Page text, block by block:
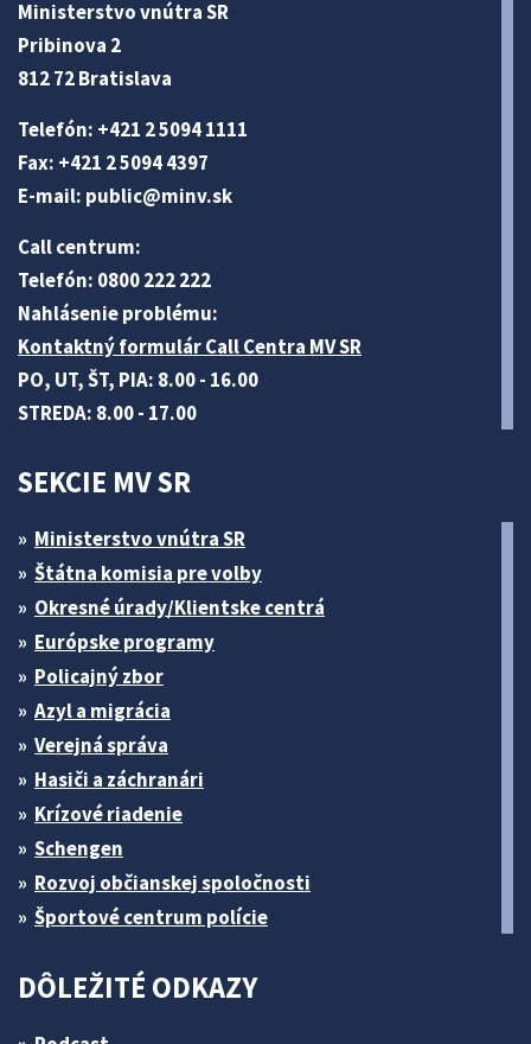
Ministerstvo vnútra SR
Pribinova 2
812 72 Bratislava
Telefón: +421 2 5094 1111
Fax: +421 2 5094 4397
E-mail: public@minv.sk
Call centrum:
Telefón: 0800 222 222
Nahlásenie problému:
Kontaktný formulár Call Centra MV SR
PO, UT, ŠT, PIA: 8.00 - 16.00
STREDA: 8.00 - 17.00
SEKCIE MV SR
Ministerstvo vnútra SR
Štátna komisia pre volby
Okresné úrady/Klientske centrá
Európske programy
Policajný zbor
Azyl a migrácia
Verejná správa
Hasiči a záchranári
Krízové riadenie
Schengen
Rozvoj občianskej spoločnosti
Športové centrum polície
DÔLEŽITÉ ODKAZY